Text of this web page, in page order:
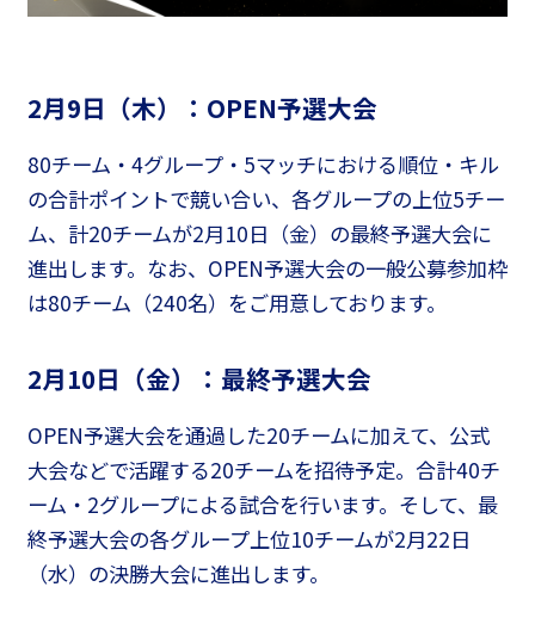
2月9日（木）：OPEN予選大会
80チーム・4グループ・5マッチにおける順位・キル
の合計ポイントで競い合い、各グループの上位5チー
ム、計20チームが2月10日（金）の最終予選大会に
進出します。なお、OPEN予選大会の一般公募参加枠
は80チーム（240名）をご用意しております。
2月10日（金）：最終予選大会
OPEN予選大会を通過した20チームに加えて、公式
大会などで活躍する20チームを招待予定。合計40チ
ーム・2グループによる試合を行います。そして、最
終予選大会の各グループ上位10チームが2月22日
（水）の決勝大会に進出します。